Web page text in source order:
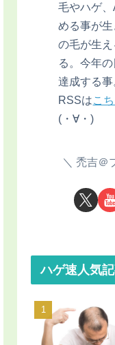
毛やハゲ
める事が
の毛が生
る。今年
達成する
RSSはこ
(・∀・)
禿吉＠
ハゲ速人気